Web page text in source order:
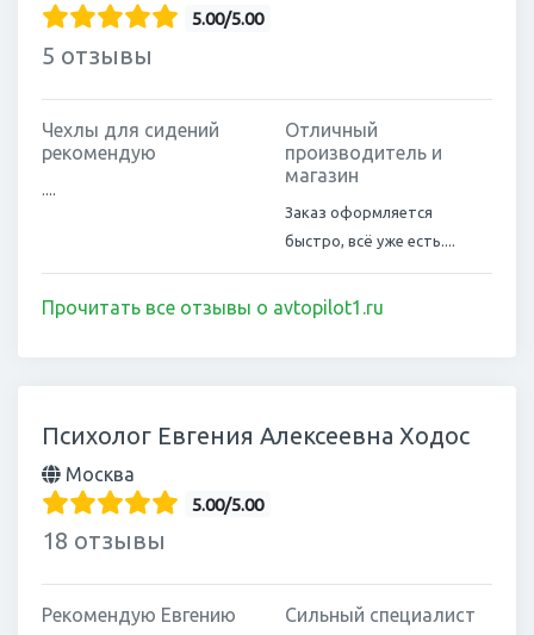
5.00/5.00
5 отзывы
Чехлы для сидений
рекомендую
Отличный
производитель и
магазин
Заказ оформляется
быстро, всё уже есть....
Прочитать все отзывы о avtopilot1.ru
Психолог Евгения Алексеевна Ходос
Москва
5.00/5.00
18 отзывы
Рекомендую Евгению Сильный специалист